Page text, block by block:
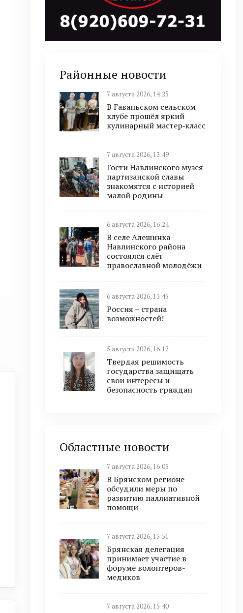
Районные новости
7 августа 2026, 14:25
В Гаваньском сельском
клубе прошёл яркий
кулинарный мастер‑класс
7 августа 2026, 13:49
Гости Навлинского музея
партизанской славы
знакомятся с историей
малой родины
6 августа 2026, 16:24
В селе Алешинка
Навлинского района
состоялся слёт
православной молодёжи
6 августа 2026, 13:45
Россия – страна
возможностей!
5 августа 2026, 16:12
Твердая решимость
государства защищать
свои интересы и
безопасность граждан
Областные новости
7 августа 2026, 16:05
В Брянском регионе
обсудили меры по
развитию паллиативной
помощи
7 августа 2026, 15:51
Брянская делегация
принимает участие в
форуме волонтеров-
медиков
7 августа 2026, 15:40